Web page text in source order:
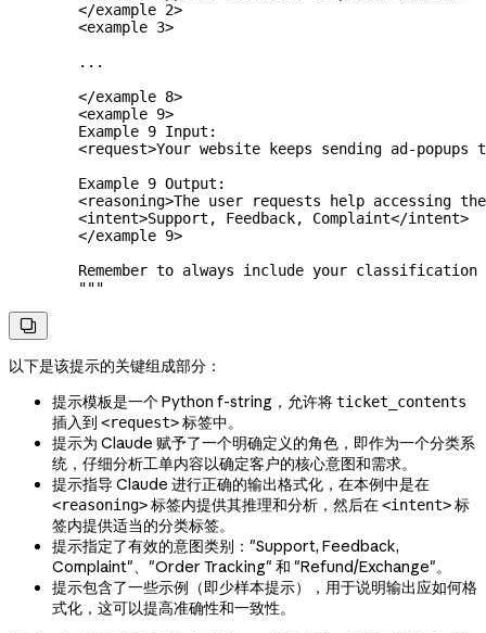
        </example 2>
        <example 3>
        ...
        </example 8>
        <example 9>
        Example 9 Input:
<request>Your website keeps sending ad-popups
        Example 9 Output:
<reasoning>The user requests help accessing
        <intent>Support, Feedback, Complaint</intent>
        </example 9>
Remember to always include your
        """

以下是该提示的关键组成部分：
提示模板是一个 Python f-string，允许将ticket_contents
插入到 <request>标签中。
提示为 Claude 赋予了一个明确定义的角色，即作为一个分类系
统，仔细分析工单内容以确定客户的核心意图和需求。
提示指导 Claude 进行正确的输出格式化，在本例中是在
<reasoning>标签内提供其推理和分析，然后在<intent>标
签内提供适当的分类标签。
提示指定了有效的意图类别："Support, Feedback,
Complaint"、"Order Tracking" 和 "Refund/Exchange"。
提示包含了一些示例（即少样本提示），用于说明输出应如何格
式化，这可以提高准确性和一致性。